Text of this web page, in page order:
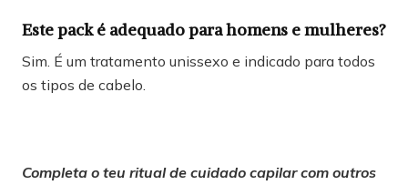
Este pack é adequado para homens e mulheres?
Sim. É um tratamento unissexo e indicado para todos
os tipos de cabelo.
Completa o teu ritual de cuidado capilar com outros